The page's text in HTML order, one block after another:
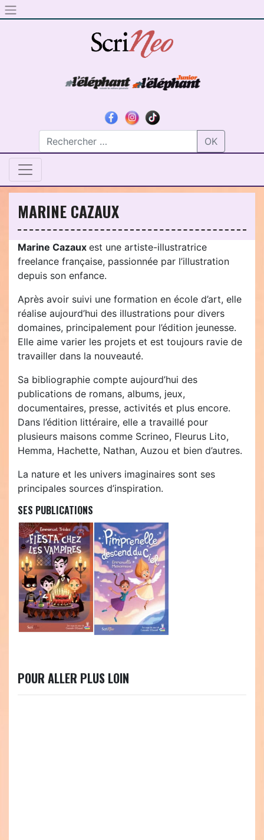
OK
MARINE CAZAUX
Marine Cazaux est une artiste-illustratrice
freelance française, passionnée par l’illustration
depuis son enfance.
Après avoir suivi une formation en école d’art, elle
réalise aujourd’hui des illustrations pour divers
domaines, principalement pour l’édition jeunesse.
Elle aime varier les projets et est toujours ravie de
travailler dans la nouveauté.
Sa bibliographie compte aujourd’hui des
publications de romans, albums, jeux,
documentaires, presse, activités et plus encore.
Dans l’édition littéraire, elle a travaillé pour
plusieurs maisons comme Scrineo, Fleurus Lito,
Hemma, Hachette, Nathan, Auzou et bien d’autres.
La nature et les univers imaginaires sont ses
principales sources d’inspiration.
SES PUBLICATIONS
POUR ALLER PLUS LOIN